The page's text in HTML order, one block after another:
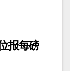
报每磅